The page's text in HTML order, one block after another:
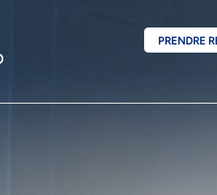
PRENDRE